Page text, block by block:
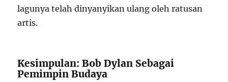
lagunya telah dinyanyikan ulang oleh ratusan
artis.
Kesimpulan: Bob Dylan Sebagai
Pemimpin Budaya